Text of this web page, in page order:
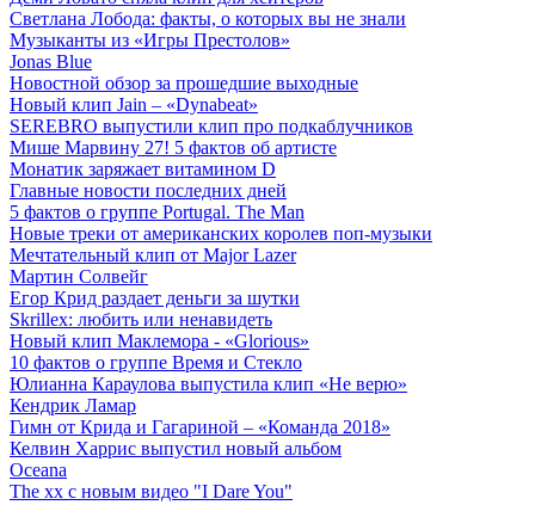
Светлана Лобода: факты, о которых вы не знали
Музыканты из «Игры Престолов»
Jonas Blue
Новостной обзор за прошедшие выходные
Новый клип Jain – «Dynabeat»
SEREBRO выпустили клип про подкаблучников
Мише Марвину 27! 5 фактов об артисте
Монатик заряжает витамином D
Главные новости последних дней
5 фактов о группе Portugal. The Man
Новые треки от американских королев поп-музыки
Мечтательный клип от Major Lazer
Мартин Солвейг
Егор Крид раздает деньги за шутки
Skrillex: любить или ненавидеть
Новый клип Маклемора - «Glorious»
10 фактов о группе Время и Стекло
Юлианна Караулова выпустила клип «Не верю»
Кендрик Ламар
Гимн от Крида и Гагариной – «Команда 2018»
Келвин Харрис выпустил новый альбом
Oceana
The xx с новым видео "I Dare You"